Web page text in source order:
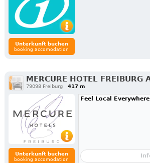
Unterkunft buchen
booking accomodation
MERCURE HOTEL FREIBURG
79098 Freiburg 417 m
Unterkunft buchen
booking accomodation
Feel Local Everywhere